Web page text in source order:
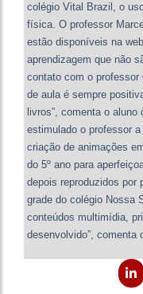
colégio Vital Brazil, o
física. O professor
estão disponíveis na
aprendizagem que não
contato com o
de aula é sempre
livros”, comenta o
estimulado o professor
criação de animações
do 5º ano para
depois reproduzidos por
grade do colégio Nossa
conteúdos multimídia,
desenvolvido”, comenta